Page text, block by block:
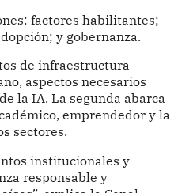
factores habilitantes;
y gobernanza.
de infraestructura
aspectos necesarios
la IA. La segunda abarca
emprendedor y la
sectores.
institucionales y
responsable y